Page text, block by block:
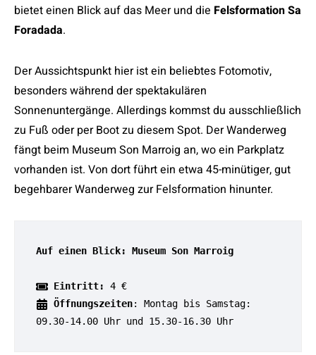
bietet einen Blick auf das Meer und die FelsformationSa
Foradada.
Der Aussichtspunkt hier ist ein beliebtes Fotomotiv,
besonders während der spektakulären
Sonnenuntergänge. Allerdings kommst du ausschließlich
zu Fuß oder per Boot zu diesem Spot. Der Wanderweg
fängt beim Museum Son Marroig an, wo ein Parkplatz
vorhanden ist. Von dort führt ein etwa 45-minütiger, gut
begehbarer Wanderweg zur Felsformation hinunter.
Auf einen Blick: Museum Son Marroig
Eintritt:
4 €
Öffnungszeiten: Montag bis Samstag:
09.30-14.00 Uhr und 15.30-16.30 Uhr